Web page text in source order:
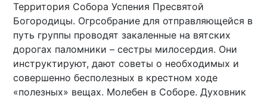
Территория Собора Успения Пресвятой
Богородицы. Огрсобрание для отправляющейся в
путь группы проводят закаленные на вятских
дорогах паломники – сестры милосердия. Они
инструктируют, дают советы о необходимых и
совершенно бесполезных в крестном ходе
«полезных» вещах. Молебен в Соборе. Духовник